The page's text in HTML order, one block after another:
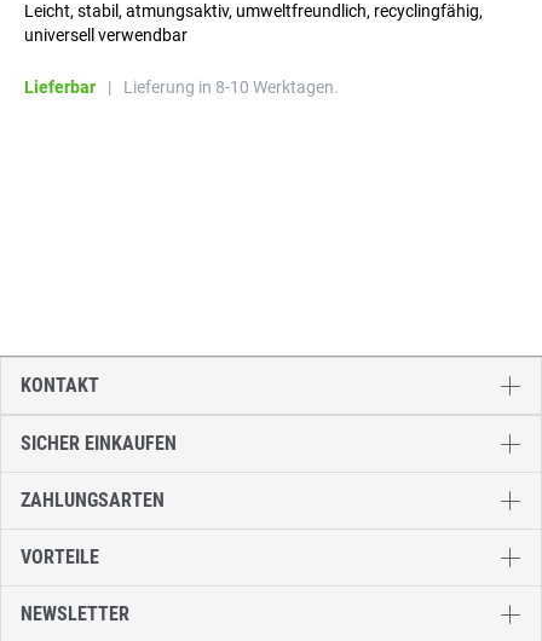
Leicht, stabil, atmungsaktiv, umweltfreundlich, recyclingfähig,
universell verwendbar
Lieferbar | Lieferung in 8-10 Werktagen.
SICHER EINKAUFEN
ZAHLUNGSARTEN
VORTEILE
NEWSLETTER
KONTAKT